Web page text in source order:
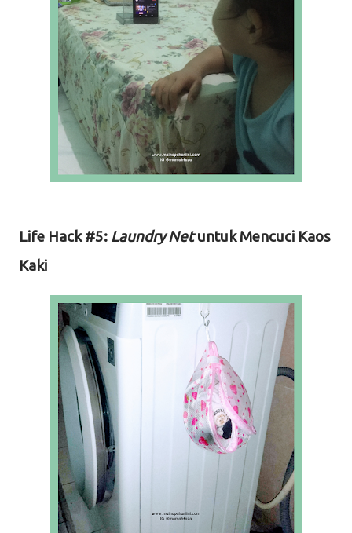
Life Hack #5: Laundry Netuntuk Mencuci Kaos
Kaki